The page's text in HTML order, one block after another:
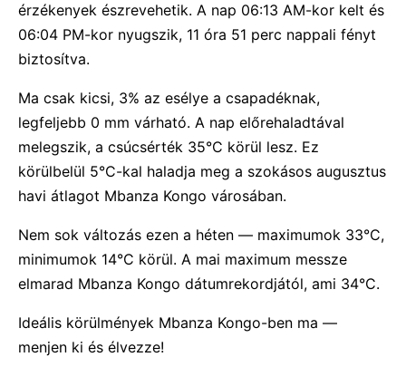
érzékenyek észrevehetik. A nap 06:13 AM-kor kelt és
06:04 PM-kor nyugszik, 11 óra 51 perc nappali fényt
biztosítva.
Ma csak kicsi, 3% az esélye a csapadéknak,
legfeljebb 0 mm várható. A nap előrehaladtával
melegszik, a csúcsérték 35°C körül lesz. Ez
körülbelül 5°C-kal haladja meg a szokásos augusztus
havi átlagot Mbanza Kongo városában.
Nem sok változás ezen a héten — maximumok 33°C,
minimumok 14°C körül. A mai maximum messze
elmarad Mbanza Kongo dátumrekordjától, ami 34°C.
Ideális körülmények Mbanza Kongo-ben ma —
menjen ki és élvezze!